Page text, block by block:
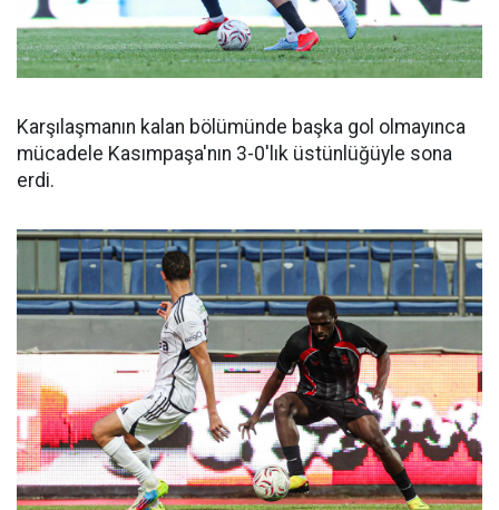
Karşılaşmanın kalan bölümünde başka gol olmayınca
mücadele Kasımpaşa'nın 3-0'lık üstünlüğüyle sona
erdi.